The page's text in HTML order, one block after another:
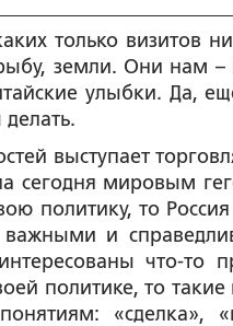
только визитов
земли. Они нам
улыбки. Да,
выступает
сегодня мировым
политику, то Россия
и
что-то
политике, то такие
«сделка»,